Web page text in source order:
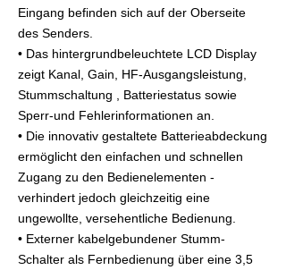
Eingang befinden sich auf der Oberseite
des Senders.
• Das hintergrundbeleuchtete LCD Display
zeigt Kanal, Gain, HF-Ausgangsleistung,
Stummschaltung , Batteriestatus sowie
Sperr-und Fehlerinformationen an.
• Die innovativ gestaltete Batterieabdeckung
ermöglicht den einfachen und schnellen
Zugang zu den Bedienelementen -
verhindert jedoch gleichzeitig eine
ungewollte, versehentliche Bedienung.
• Externer kabelgebundener Stumm-
Schalter als Fernbedienung über eine 3,5